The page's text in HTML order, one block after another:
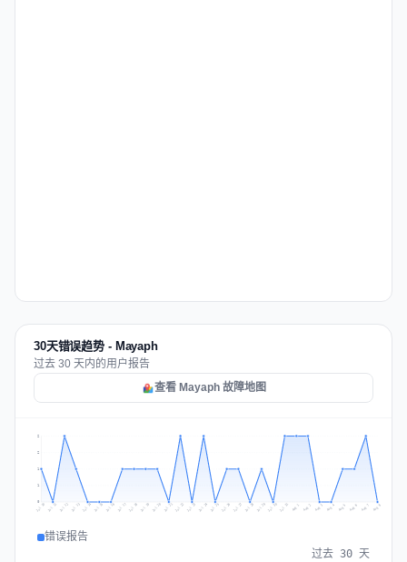
30天错误趋势 - Mayaph
过去 30 天内的用户报告
查看 Mayaph 故障地图
1
1
2
2
Jul 10 Jul 11 Jul 12 Jul 13 Jul 14 Jul 15 Jul 16 Jul 17 Jul 18 Jul 19 Jul 20 Jul 21 Jul 22 Jul 23 Jul 24 Jul 25 Jul 26 Jul 27 Jul 28 Jul 29 Jul 30 Jul 31 Aug 1 Aug 2 Aug 3 Aug 4 Aug 5 Aug 6 Aug 7 Aug 8
错误报告
过去 30 天